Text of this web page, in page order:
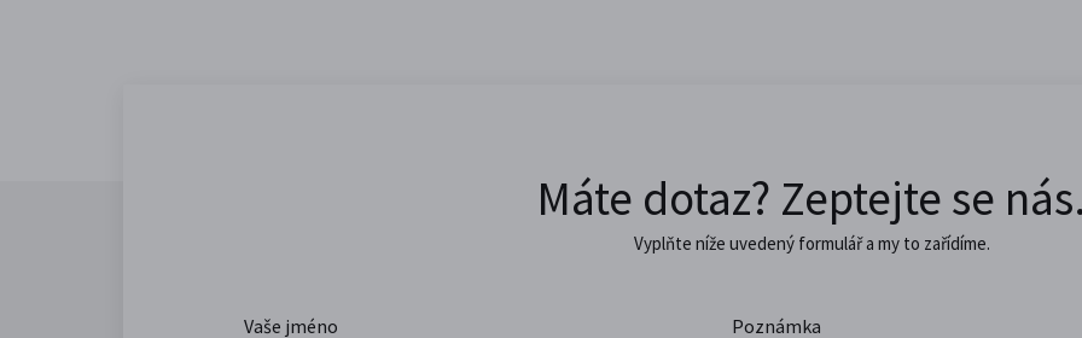
Máte dotaz? Zeptejte se
Vyplňte níže uvedený formulář a my to zařídíme.
Vaše jméno Poznámka